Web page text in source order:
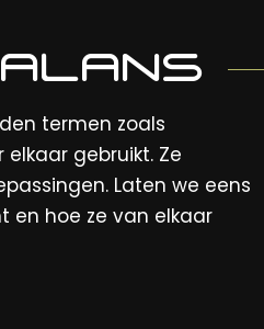
termen zoals
gebruikt. Ze
Laten we eens
en hoe ze van elkaar